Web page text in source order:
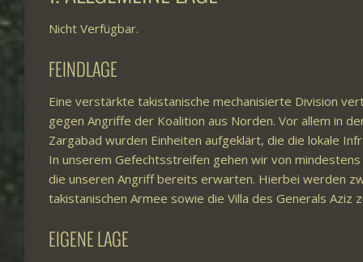
Nicht Verfügbar.
FEINDLAGE
Eine verstärkte takistanische mechanisierte Division
gegen Angriffe der Koalition aus Norden. Vor allem in
Zargabad wurden Einheiten aufgeklärt, die die lokale
In unserem Gefechtsstreifen gehen wir von
die unseren Angriff bereits erwarten. Hierbei werden
takistanischen Armee sowie die Villa des Generals Aziz
EIGENE LAGE